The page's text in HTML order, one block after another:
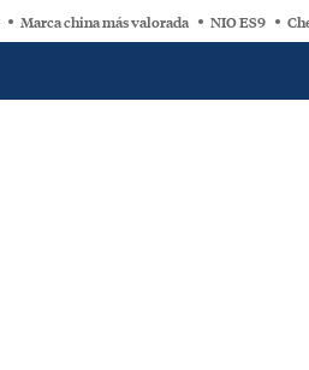
Marca china más valorada NIO ES9